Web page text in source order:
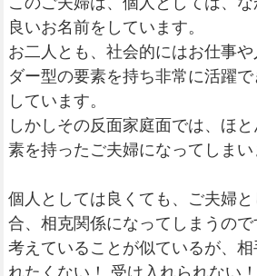
良いお名前をしています。
お二人とも、社会的にはお仕事
ダー型の要素を持ち非常に活躍
しています。
しかしその反面家庭面では、ほ
素を持ったご夫婦になってしまい
個人としては良くても、ご夫婦
合、相克関係になってしまうので
考えていることが似ているが、